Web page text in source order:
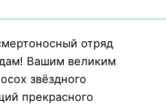
отряд
Вашим великим
звёздного
прекрасного